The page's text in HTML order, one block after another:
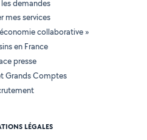
demandes
mes services
collaborative »
en France
presse
Grands Comptes
LÉGALES